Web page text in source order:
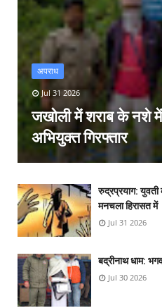
अपराध
Jul 31 2026
जखोली में शराब के नशे
अभियुक्त गिरफ्तार
रुद्रप्रयाग: युवती
मनचला हिरासत में
Jul 31 2026
बद्रीनाथ धाम:
Jul 30 2026